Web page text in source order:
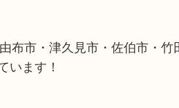
布市・津久見市・佐伯市・
います！